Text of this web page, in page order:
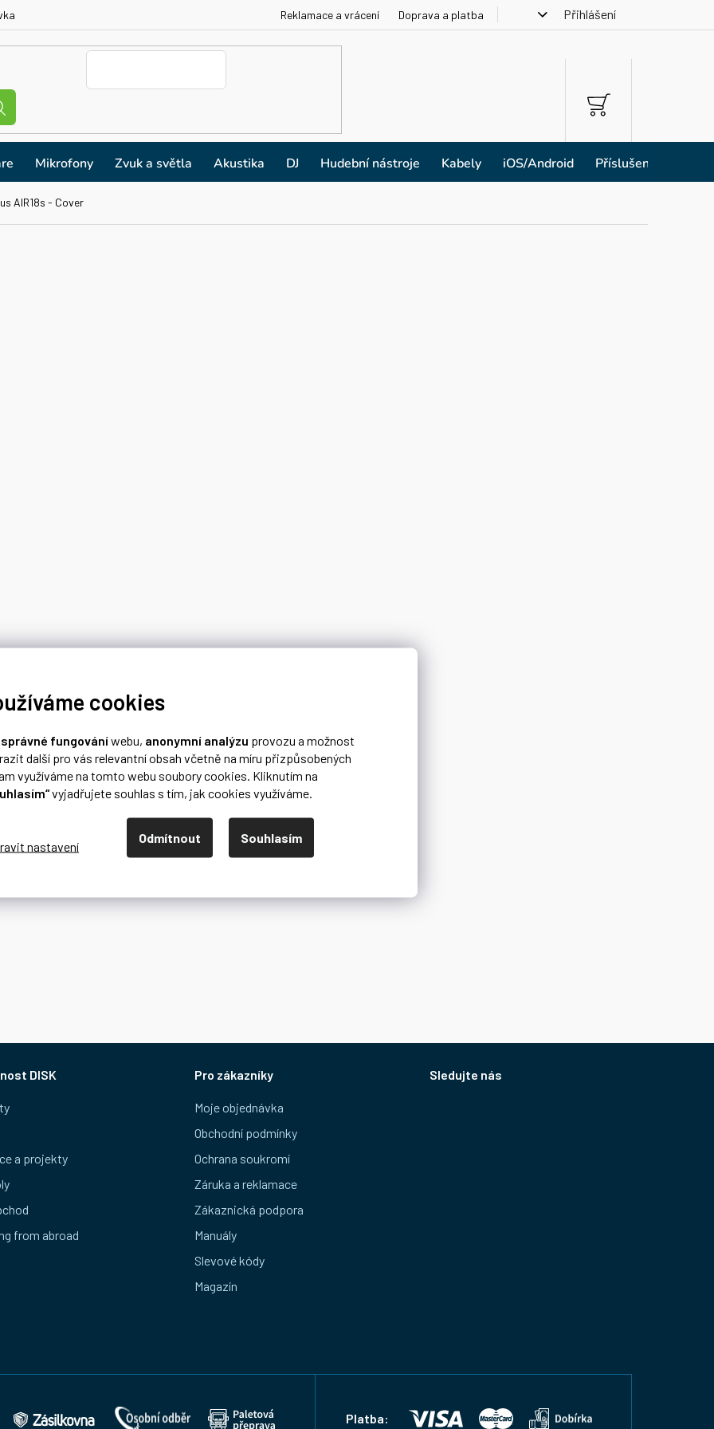
cookies
správné fungováníwebu, anonymní analýzu provozu a možnost
další pro vás relevantní obsah včetně na míru přizpůsobených
využíváme na tomto webu soubory cookies. Kliknutím na
vyjadřujete souhlas s tím, jak cookies využíváme.
Odmítnout Souhlasím
Reklamace a vrácení Doprava a platba Přihlášení
NÁKUPNÍ
KOŠÍK
Mikrofony Zvuk a světla Akustika DJ Hudební nástroje Kabely iOS/Android Příslušenství
AIR18s - Cover
DISK
a projekty
from abroad
Pro zákazníky
Moje objednávka
Obchodní podmínky
Ochrana soukromí
Záruka a reklamace
Zákaznická podpora
Manuály
Slevové kódy
Magazín
Sledujte nás
Platba: